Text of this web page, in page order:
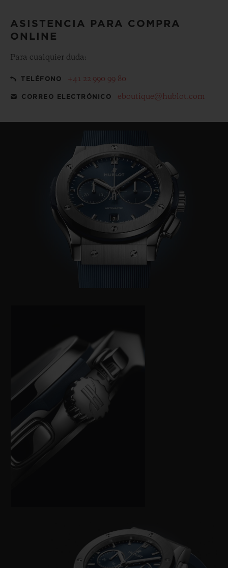
ASISTENCIA PARA COMPRA
ONLINE
Para cualquier duda:
TELÉFONO +41 22 990 99 80
CORREO ELECTRÓNICO eboutique@hublot.com